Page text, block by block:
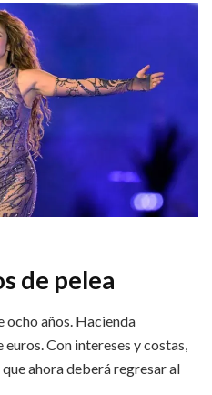
de pelea
ocho años. Hacienda
Con intereses y costas,
ahora deberá regresar al